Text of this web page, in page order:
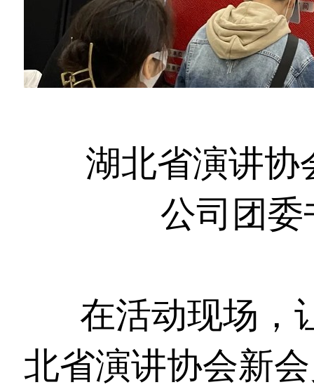
湖北省演讲协
公司团委
在活动现场，
北省演讲协会新